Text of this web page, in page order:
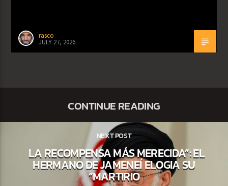
rasco
JULY 27, 2026
CONTINUE READING
NEXT POST
LA RECOMPENSA MÁS MERECIDA”: EL
HERMANO DE JAMENEÍ ELOGIA SU
“MARTIRIO